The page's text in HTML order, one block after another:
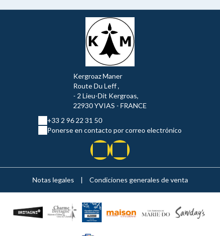
Kergroaz Maner
Route Du Leff ,
- 2 Lieu-Dit Kergroas,
22930 YVIAS - FRANCE
+33 2 96 22 31 50
Ponerse en contacto por correo electrónico
Notas legales | Condiciones generales de venta